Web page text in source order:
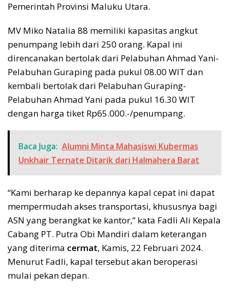
Pemerintah Provinsi Maluku Utara.
MV Miko Natalia 88 memiliki kapasitas angkut
penumpang lebih dari 250 orang. Kapal ini
direncanakan bertolak dari Pelabuhan Ahmad Yani-
Pelabuhan Guraping pada pukul 08.00 WIT dan
kembali bertolak dari Pelabuhan Guraping-
Pelabuhan Ahmad Yani pada pukul 16.30 WIT
dengan harga tiket Rp65.000.-/penumpang.
Baca Juga: Alumni Minta Mahasiswi Kubermas
Unkhair Ternate Ditarik dari Halmahera Barat
“Kami berharap ke depannya kapal cepat ini dapat
mempermudah akses transportasi, khususnya bagi
ASN yang berangkat ke kantor,” kata Fadli Ali Kepala
Cabang PT. Putra Obi Mandiri dalam keterangan
yang diterima cermat, Kamis, 22 Februari 2024.
Menurut Fadli, kapal tersebut akan beroperasi
mulai pekan depan.